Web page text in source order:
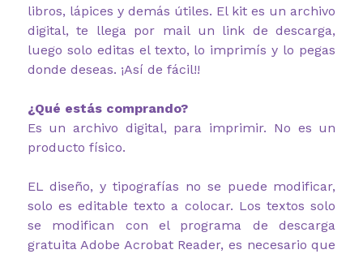
libros, lápices y demás útiles. El kit es un archivo
digital, te llega por mail un link de descarga,
luego solo editas el texto, lo imprimís y lo pegas
donde deseas. ¡Así de fácil!!
¿Qué estás comprando?
Es un archivo digital, para imprimir. No es un
producto físico.
EL diseño, y tipografías no se puede modificar,
solo es editable texto a colocar. Los textos solo
se modifican con el programa de descarga
gratuita Adobe Acrobat Reader, es necesario que